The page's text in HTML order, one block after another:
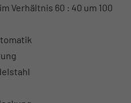
Verhältnis 60 : 40 um 100